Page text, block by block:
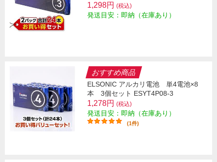
1,298円 (税込)
発送目安：即納（在庫あり）
おすすめ商品
ELSONIC アルカリ電池 単4電池×8
本 3個セット ESYT4P08-3
1,278円 (税込)
発送目安：即納（在庫あり）
(1件)